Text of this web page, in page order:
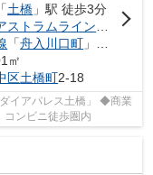
「土橋 」駅 徒歩3分
本通
「舟入川口町 」駅 徒歩6分
㎡
区土橋町2-18
イアパレス土橋」 ◆商業
ンビニ徒歩圏内